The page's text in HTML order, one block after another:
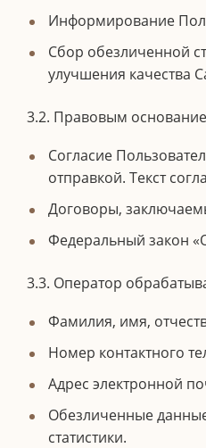
Информирование
Сбор обезличенной
улучшения качества
3.2. Правовым
Согласие
отправкой. Текст
Договоры,
Федеральный закон
3.3. Оператор
Фамилия, имя,
Номер контактного
Адрес электронной
Обезличенные
статистики.